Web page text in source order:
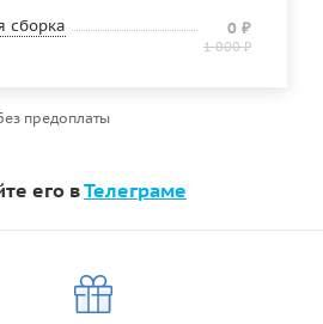
сборка 0 ₽
1 000₽
предоплаты
его вТелеграме